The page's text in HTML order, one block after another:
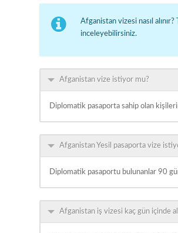
Afganistan vizesi nasıl
inceleyebilirsiniz.
Afganistan vize istiyor mu?
Diplomatik pasaporta sahip olan
Afganistan Yesil pasaporta vize
Diplomatik pasaportu bulunanlar 90
Afganistan iş vizesi kaç gün içinde